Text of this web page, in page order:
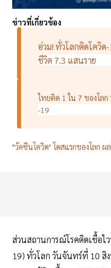
ข่าวที่เกี่ยวข้อง
อ่วม! ทั่วโลกติดโควิด
ชีวิต 7.3 แสนราย
ไทยติด 1 ใน 7 ของโลก
-19
"วัคซีนโควิด" โดสแรกของโลก ผ
ส่วนสถานการณ์โรคติดเชื้อไ
19) ทั่วโลก วันจันทร์ที่ 10 สิ